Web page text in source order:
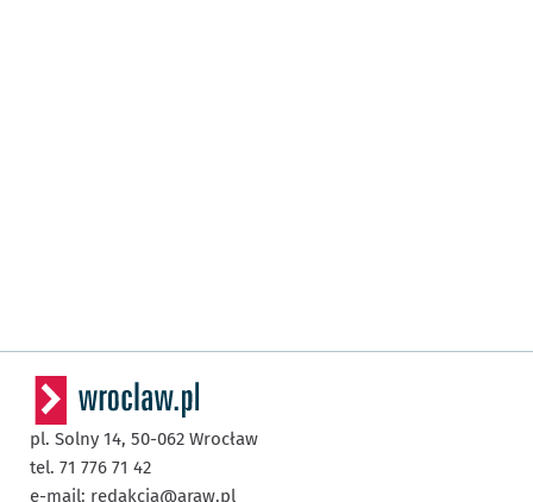
pl. Solny 14, 50-062 Wrocław
tel. 71 776 71 42
e-mail: redakcja@araw.pl